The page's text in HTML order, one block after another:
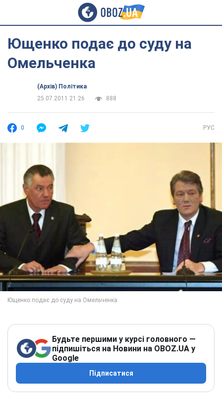
Ющенко подає до суду на
Омельченка
(Архів) Політика
25.07.2011 21:26
888
0 РУС
Будьте першими у курсі головного —
підпишіться на Новини на OBOZ.UA у
Google
Підписатися